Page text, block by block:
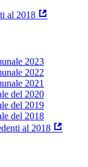
al 2018
2023
2022
2021
del 2020
del 2019
del 2018
al 2018